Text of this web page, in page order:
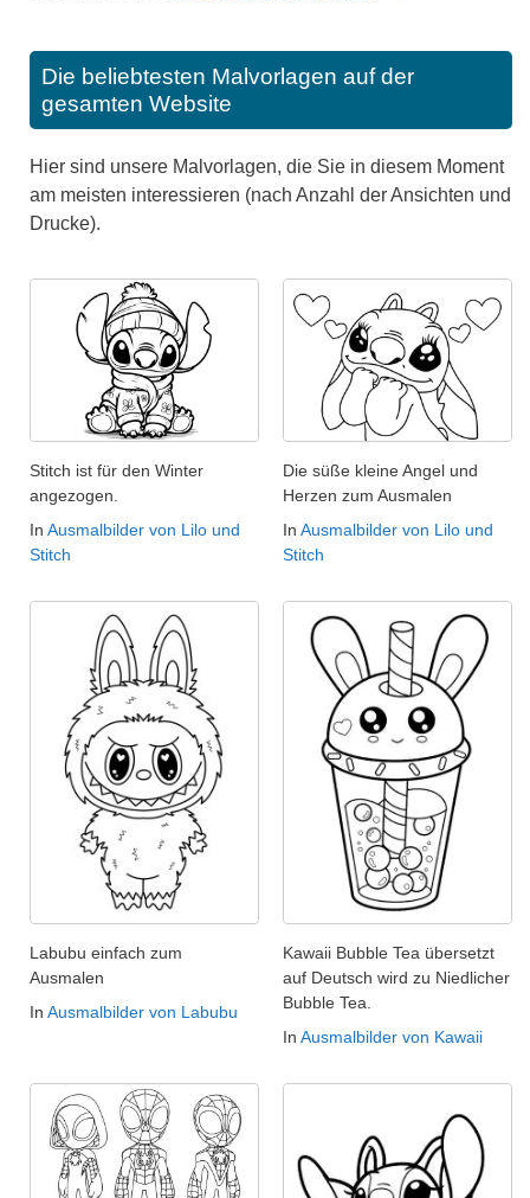
Die beliebtesten Malvorlagen auf der
gesamten Website
Hier sind unsere Malvorlagen, die Sie in diesem Moment
am meisten interessieren (nach Anzahl der Ansichten und
Drucke).
Stitch ist für den Winter
angezogen.
In Ausmalbilder von Lilo und
Stitch
Die süße kleine Angel und
Herzen zum Ausmalen
In Ausmalbilder von Lilo und
Stitch
Labubu einfach zum
Ausmalen
In Ausmalbilder von Labubu
Kawaii Bubble Tea übersetzt
auf Deutsch wird zu Niedlicher
Bubble Tea.
In Ausmalbilder von Kawaii